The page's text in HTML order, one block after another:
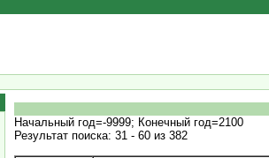
Начальный год=-9999; Конечный год=2100
Результат поиска: 31 - 60 из 382